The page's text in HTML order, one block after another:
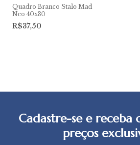
Quadro Branco Stalo Mad
Neo 40x30
R$37,50
Cadastre-se e receba
preços